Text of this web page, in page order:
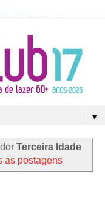
▼
Terceira Idade
as postagens